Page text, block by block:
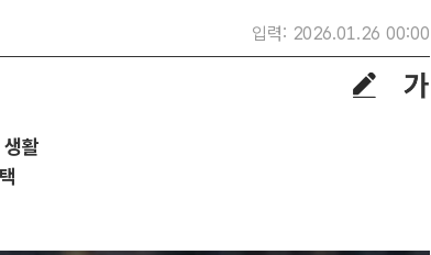
입력: 2026.01.26 00:00
활